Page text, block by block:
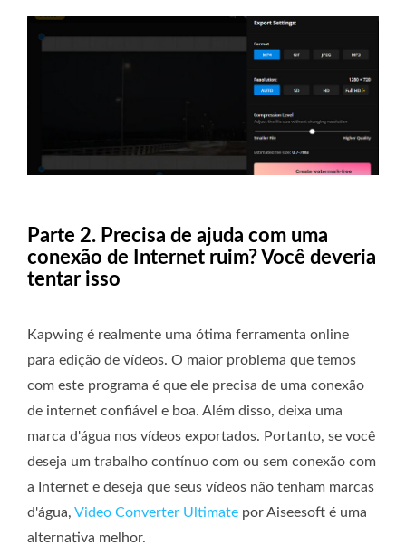
Parte 2. Precisa de ajuda com uma
conexão de Internet ruim? Você deveria
tentar isso
Kapwing é realmente uma ótima ferramenta online
para edição de vídeos. O maior problema que temos
com este programa é que ele precisa de uma conexão
de internet confiável e boa. Além disso, deixa uma
marca d'água nos vídeos exportados. Portanto, se você
deseja um trabalho contínuo com ou sem conexão com
a Internet e deseja que seus vídeos não tenham marcas
d'água, Video Converter Ultimate por Aiseesoft é uma
alternativa melhor.